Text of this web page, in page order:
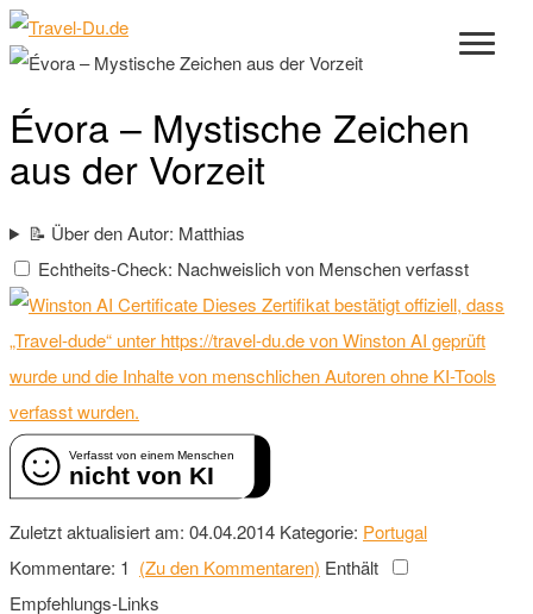
Évora – Mystische Zeichen
aus der Vorzeit
📝 Über den Autor: Matthias
Echtheits-Check: Nachweislich von Menschen verfasst
Dieses Zertifikat bestätigt offiziell, dass
„Travel-dude“ unter https://travel-du.de von Winston AI geprüft
wurde und die Inhalte von menschlichen Autoren ohne KI-Tools
verfasst wurden.
Verfasst von einem Menschen
nicht von KI
Zuletzt aktualisiert am: 04.04.2014 Kategorie: Portugal
Kommentare: 1 (Zu den Kommentaren) Enthält
Empfehlungs-Links